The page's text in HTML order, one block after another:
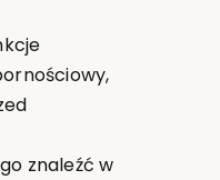
znaleźć w